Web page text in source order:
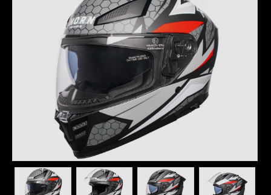
ROBBANÓMOTOROS KERÉKPÁR ALKATRÉSZEK
SIMSON ALKATRÉSZEK
AKKUMULÁTOR (ROBOGÓ, MOPED, QUAD)
BERÚGÓ ALKATRÉSZEK (ROBOGÓ, MOPED, QUAD)
BOWDENEK, SPIRÁLOK
CSAPÁGYAK, SZIMERINGEK
DOBOZOK, BOXOK, CSOMAGTARTÓK
DONGÓ MOTOR ALKATRÉSZEK
ELEKTROMOS ALKATRÉSZEK
ELEKTROMOS KERÉKPÁR ALKATRÉSZEK
FÉKRENDSZER ÉS ALKATRÉSZEI